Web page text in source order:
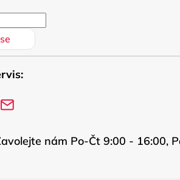
nám Po-Čt 9:00 - 16:00,